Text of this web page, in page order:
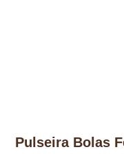
Pulseira Bolas